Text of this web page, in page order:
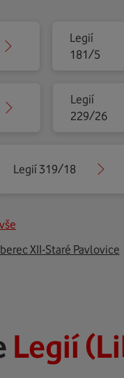
Legií
181/5
Legií
229/26
Legií 319/18
XII-Staré Pavlovice
Legií